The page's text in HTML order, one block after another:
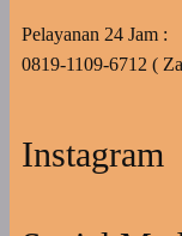
Pelayanan 24 Jam :
0819-1109-6712 (
Instagram